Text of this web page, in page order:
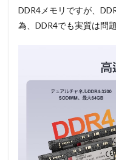
DDR4メモリですが、
為、DDR4でも実質は問題